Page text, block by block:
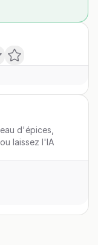
d'épices,
laissez l'IA